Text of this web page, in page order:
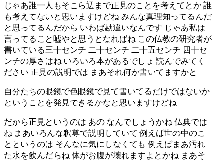
じゃあ誰一人もそこら辺まで正見のことを考えてとか 誰
も考えてないと思いますけどね みんな真理知ってるんだ
と思ってるんだから いわば勘違いなんです じゃあ私は
言ってること嘘やと思うとなればね この仏教の研究者が
書いている三十センチ 二十センチ 二十五センチ 四十セ
ンチの厚さはね いろいろ本があるでしょ 読んでみてく
ださい 正見の説明では まあそれ何か書いてますかと
自分たちの眼鏡で色眼鏡で見て書いてるだけではないか
ということを発見できるかなと思いますけどね
だから正見というのは あの なんでしょうかね 仏典では
ね まあいろんな釈尊で説明していて 例えば世の中のこ
とというのは そんなに気にしなくても 例えばまあ汚れ
た水を飲んだらね 体がお腹が壊れますよとかね まあそ